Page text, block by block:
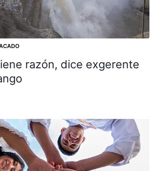
razón, dice exgerente